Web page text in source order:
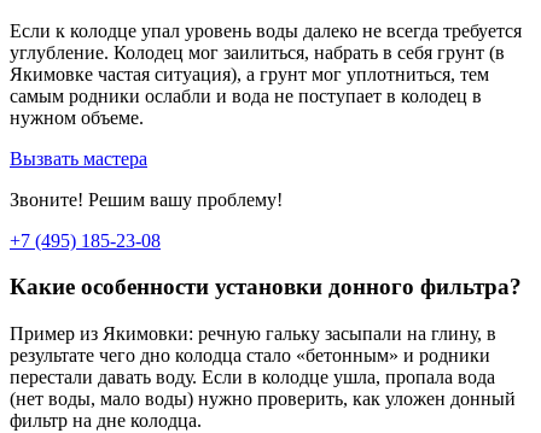
Если к колодце упал уровень воды далеко не всегда требуется
углубление. Колодец мог заилиться, набрать в себя грунт (в
Якимовке частая ситуация), а грунт мог уплотниться, тем
самым родники ослабли и вода не поступает в колодец в
нужном объеме.
Вызвать мастера
Звоните! Решим вашу проблему!
+7 (495) 185-23-08
Какие особенности установки донного фильтра?
Пример из Якимовки: речную гальку засыпали на глину, в
результате чего дно колодца стало «бетонным» и родники
перестали давать воду. Если в колодце ушла, пропала вода
(нет воды, мало воды) нужно проверить, как уложен донный
фильтр на дне колодца.